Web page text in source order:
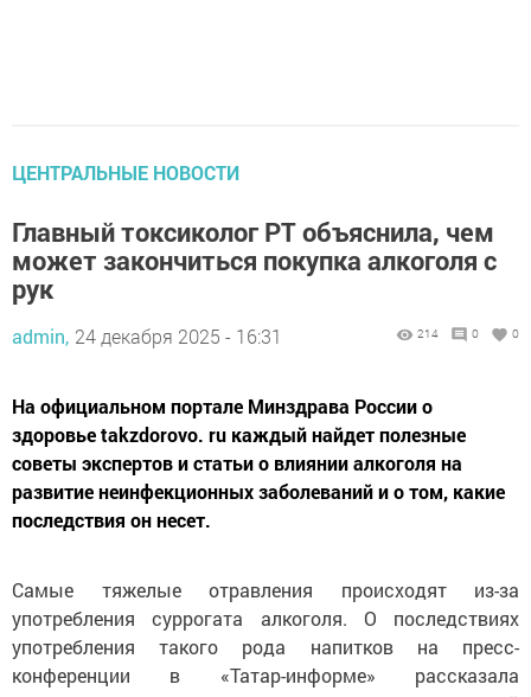
ЦЕНТРАЛЬНЫЕ НОВОСТИ
Главный токсиколог РТ объяснила, чем
может закончиться покупка алкоголя с
рук
admin, 24 декабря 2025 - 16:31 214 0 0
На официальном портале Минздрава России о
здоровье takzdorovo. ru каждый найдет полезные
советы экспертов и статьи о влиянии алкоголя на
развитие неинфекционных заболеваний и о том, какие
последствия он несет.
Самые тяжелые отравления происходят из-за
употребления суррогата алкоголя. О последствиях
употребления такого рода напитков на пресс-
конференции в «Татар-информе» рассказала